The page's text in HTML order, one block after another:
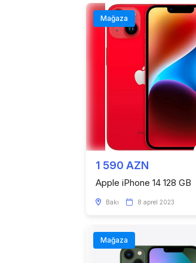
Mağaza
1 590 AZN
Apple iPhone 14 128 GB
Bakı 8 aprel 2023
Mağaza